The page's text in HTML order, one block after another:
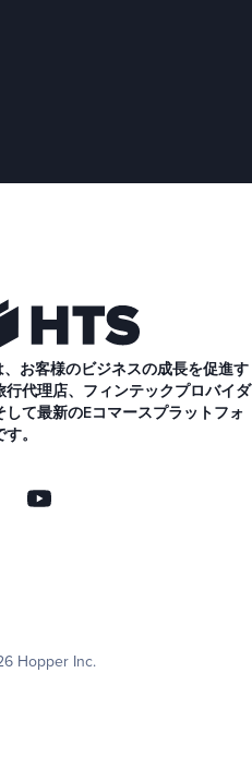
、お客様のビジネスの成長を促進す
行代理店、フィンテックプロバイダ
して最新のEコマースプラットフォ
。
Hopper Inc.